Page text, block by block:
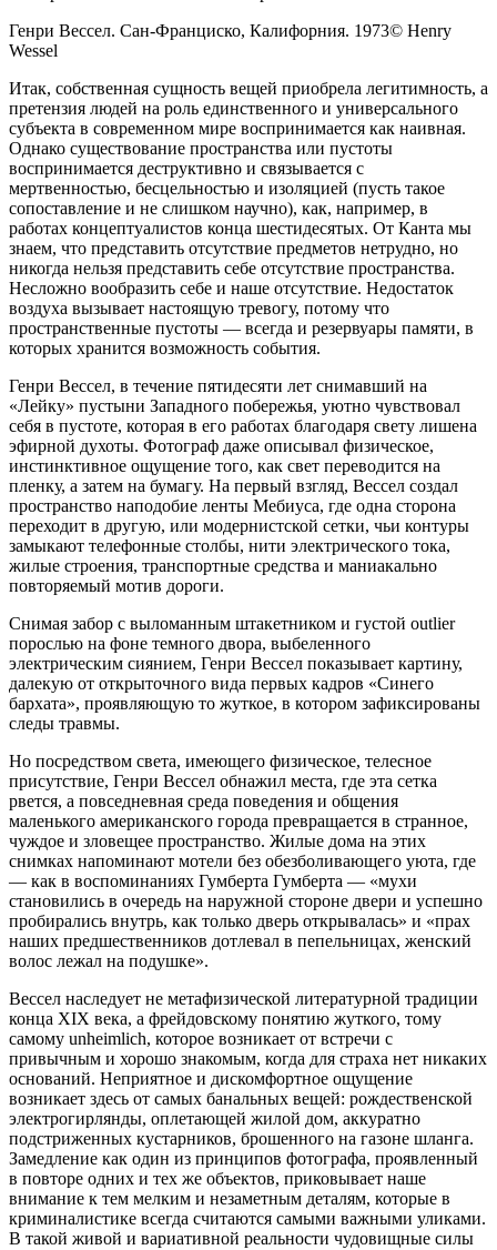
Генри Вессел. Сан-Франциско, Калифорния. 1973© Henry
Wessel
Итак, собственная сущность вещей приобрела легитимность, а
претензия людей на роль единственного и универсального
субъекта в современном мире воспринимается как наивная.
Однако существование пространства или пустоты
воспринимается деструктивно и связывается с
мертвенностью, бесцельностью и изоляцией (пусть такое
сопоставление и не слишком научно), как, например, в
работах концептуалистов конца шестидесятых. От Канта мы
знаем, что представить отсутствие предметов нетрудно, но
никогда нельзя представить себе отсутствие пространства.
Несложно вообразить себе и наше отсутствие. Недостаток
воздуха вызывает настоящую тревогу, потому что
пространственные пустоты — всегда и резервуары памяти, в
которых хранится возможность события.
Генри Вессел, в течение пятидесяти лет снимавший на
«Лейку» пустыни Западного побережья, уютно чувствовал
себя в пустоте, которая в его работах благодаря свету лишена
эфирной духоты. Фотограф даже описывал физическое,
инстинктивное ощущение того, как свет переводится на
пленку, а затем на бумагу. На первый взгляд, Вессел создал
пространство наподобие ленты Мебиуса, где одна сторона
переходит в другую, или модернистской сетки, чьи контуры
замыкают телефонные столбы, нити электрического тока,
жилые строения, транспортные средства и маниакально
повторяемый мотив дороги.
Снимая забор с выломанным штакетником и густой outlier
порослью на фоне темного двора, выбеленного
электрическим сиянием, Генри Вессел показывает картину,
далекую от открыточного вида первых кадров «Синего
бархата», проявляющую то жуткое, в котором зафиксированы
следы травмы.
Но посредством света, имеющего физическое, телесное
присутствие, Генри Вессел обнажил места, где эта сетка
рвется, а повседневная среда поведения и общения
маленького американского города превращается в странное,
чуждое и зловещее пространство. Жилые дома на этих
снимках напоминают мотели без обезболивающего уюта, где
— как в воспоминаниях Гумберта Гумберта — «мухи
становились в очередь на наружной стороне двери и успешно
пробирались внутрь, как только дверь открывалась» и «прах
наших предшественников дотлевал в пепельницах, женский
волос лежал на подушке».
Вессел наследует не метафизической литературной традиции
конца XIX века, а фрейдовскому понятию жуткого, тому
самому unheimlich, которое возникает от встречи с
привычным и хорошо знакомым, когда для страха нет никаких
оснований. Неприятное и дискомфортное ощущение
возникает здесь от самых банальных вещей: рождественской
электрогирлянды, оплетающей жилой дом, аккуратно
подстриженных кустарников, брошенного на газоне шланга.
Замедление как один из принципов фотографа, проявленный
в повторе одних и тех же объектов, приковывает наше
внимание к тем мелким и незаметным деталям, которые в
криминалистике всегда считаются самыми важными уликами.
В такой живой и вариативной реальности чудовищные силы